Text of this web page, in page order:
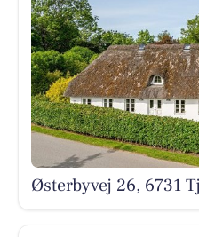
Østerbyvej 26, 6731